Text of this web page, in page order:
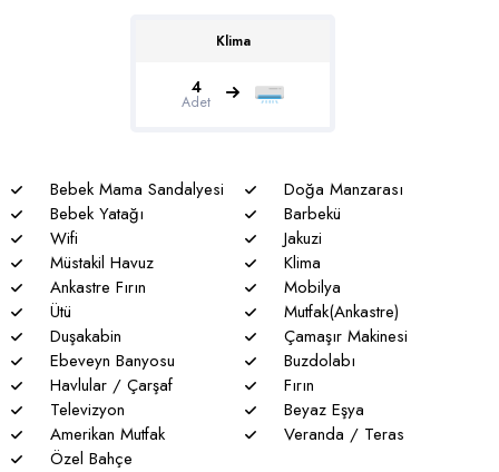
böcek, sinek vs. bulunma ihtimali vardır.
* Havuzu korunaklı villalarımızda sizlere %100 görünmeme
garantisi verememekteyiz. Bu villalarımızda her zaman %5
nadiren de olsa elektrik ve su kesintileri yaşanabilmektedir.
Klima
4
Adet
Bebek Mama Sandalyesi
Doğa Manzarası
Bebek Yatağı
Barbekü
Wifi
Jakuzi
Müstakil Havuz
Klima
Ankastre Fırın
Mobilya
Ütü
Mutfak(Ankastre)
Duşakabin
Çamaşır Makinesi
Ebeveyn Banyosu
Buzdolabı
Havlular / Çarşaf
Fırın
Televizyon
Beyaz Eşya
Amerikan Mutfak
Veranda / Teras
Özel Bahçe